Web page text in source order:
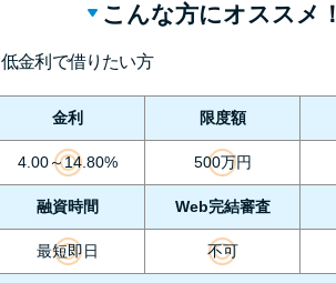
こんな方にオススメ！
低金利で借りたい方
金利 限度額
4.00～14.80% 500万円
融資時間 Web完結審査
最短即日 不可